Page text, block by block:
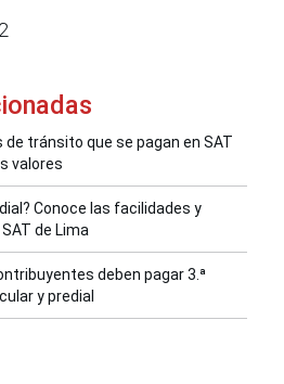
tránsito que se pagan en SAT
valores
Conoce las facilidades y
de Lima
deben pagar 3.ª
y predial